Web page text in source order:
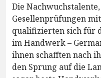
Die
Gesellenprüfungen
qualifizierten sich für
im Handwerk –
ihnen schafften nach
den Sprung auf die